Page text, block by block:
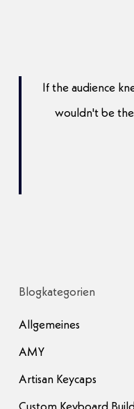
If the audience
wouldn't be
Blogkategorien
Allgemeines
AMY
Artisan Keycaps